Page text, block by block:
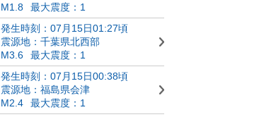
M1.8
最大震度：1
発生時刻：07月15日01:27頃
震源地：千葉県北西部
M3.6
最大震度：1
発生時刻：07月15日00:38頃
震源地：福島県会津
M2.4
最大震度：1